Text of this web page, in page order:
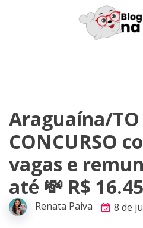
Araguaína/
CONCURSO
vagas e
até 💸 R$
Renata Paiva 8 de